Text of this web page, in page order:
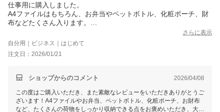
仕事用に購入しました。
A4ファイルはもちろん、お弁当やペットボトル、化粧ポーチ、財
布などたくさん入ります。
買って良かったです。ちょっとした上着やブランケットなども入
れるならＸＬサイズでも良かったかなと思いました。革の質も良
いです。
さらに表示
自分用｜ビジネス｜はじめて
注文日：2026/01/21
ショップからのコメント 2026/04/08
この度はご購入いただき、また素敵なレビューをいただきありがとうご
ざいます！A4ファイルやお弁当、ペットボトル、化粧ポーチ、お財布
など、たくさんの荷物をしっかり収納できる点をお褒めいただき、大変